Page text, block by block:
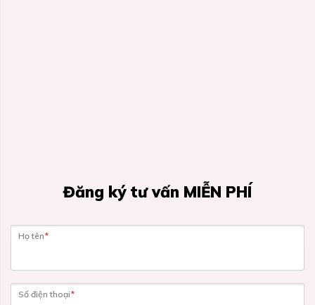
Đăng ký tư vấn MIỄN PHÍ
Họ tên*
Số điện thoại*